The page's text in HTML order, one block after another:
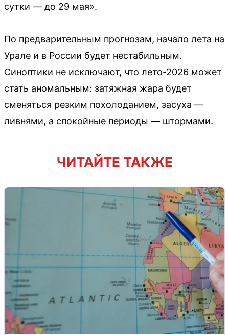
сутки — до 29 мая».
По предварительным прогнозам, начало лета на
Урале и в России будет нестабильным.
Синоптики не исключают, что лето-2026 может
стать аномальным: затяжная жара будет
сменяться резким похолоданием, засуха —
ливнями, а спокойные периоды — штормами.
ЧИТАЙТЕ ТАКЖЕ